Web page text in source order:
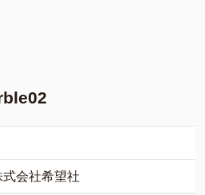
式会社希望社